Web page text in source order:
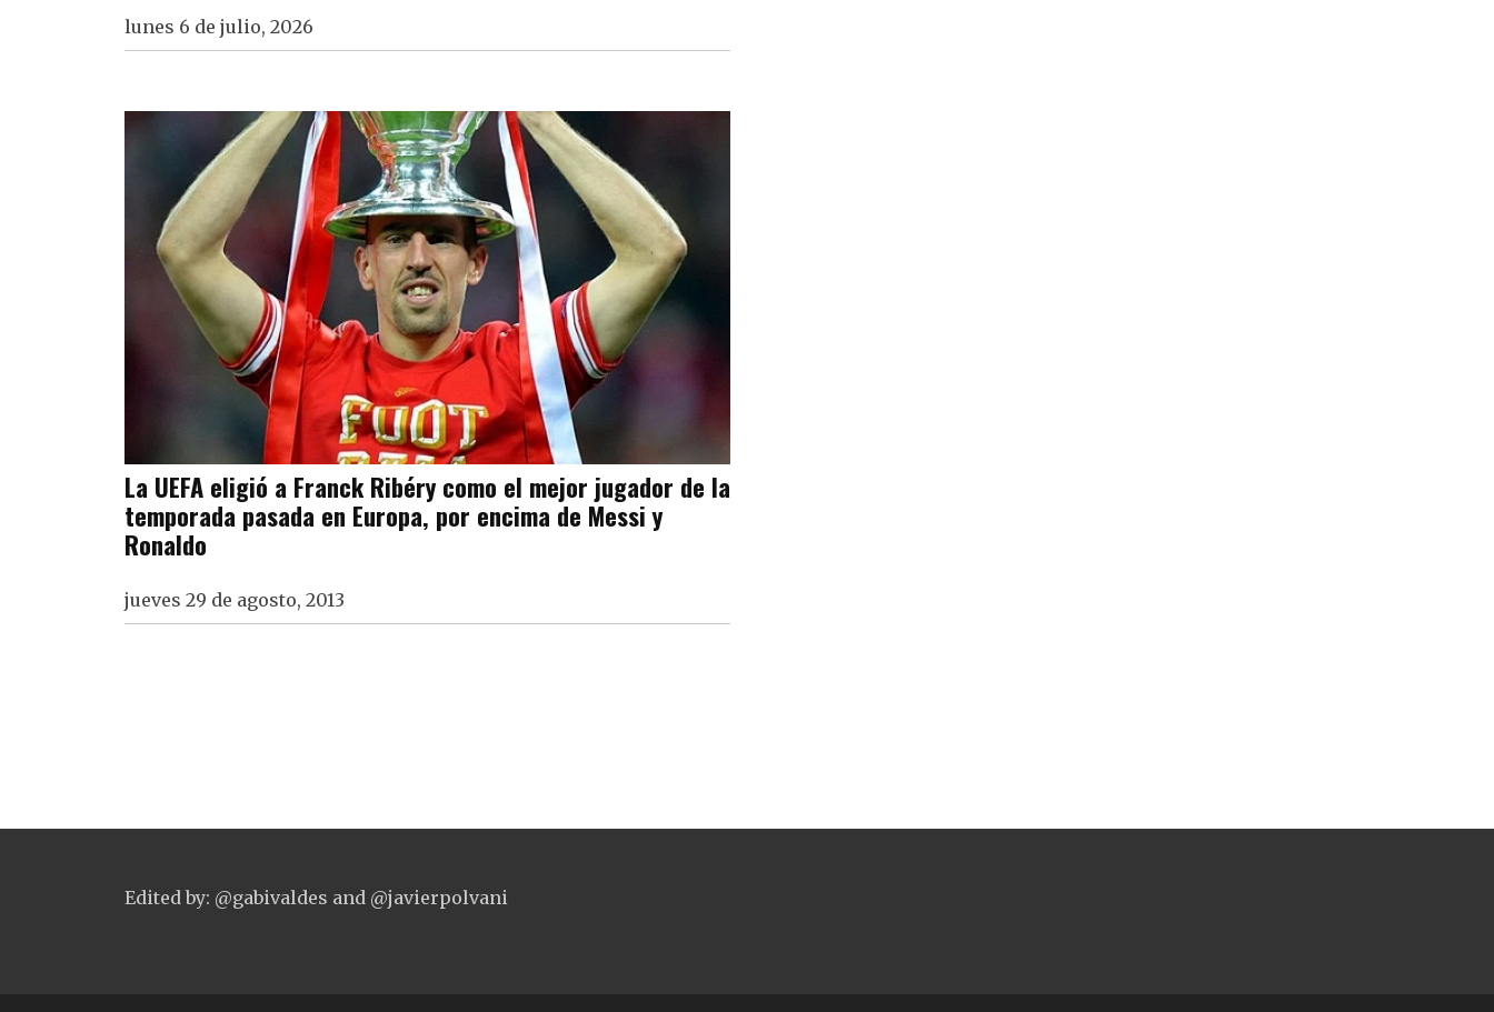
lunes 6 de julio, 2026
La UEFA eligió a Franck Ribéry como el mejor jugador de la
temporada pasada en Europa, por encima de Messi y
Ronaldo
jueves 29 de agosto, 2013
Edited by: @gabivaldes and @javierpolvani